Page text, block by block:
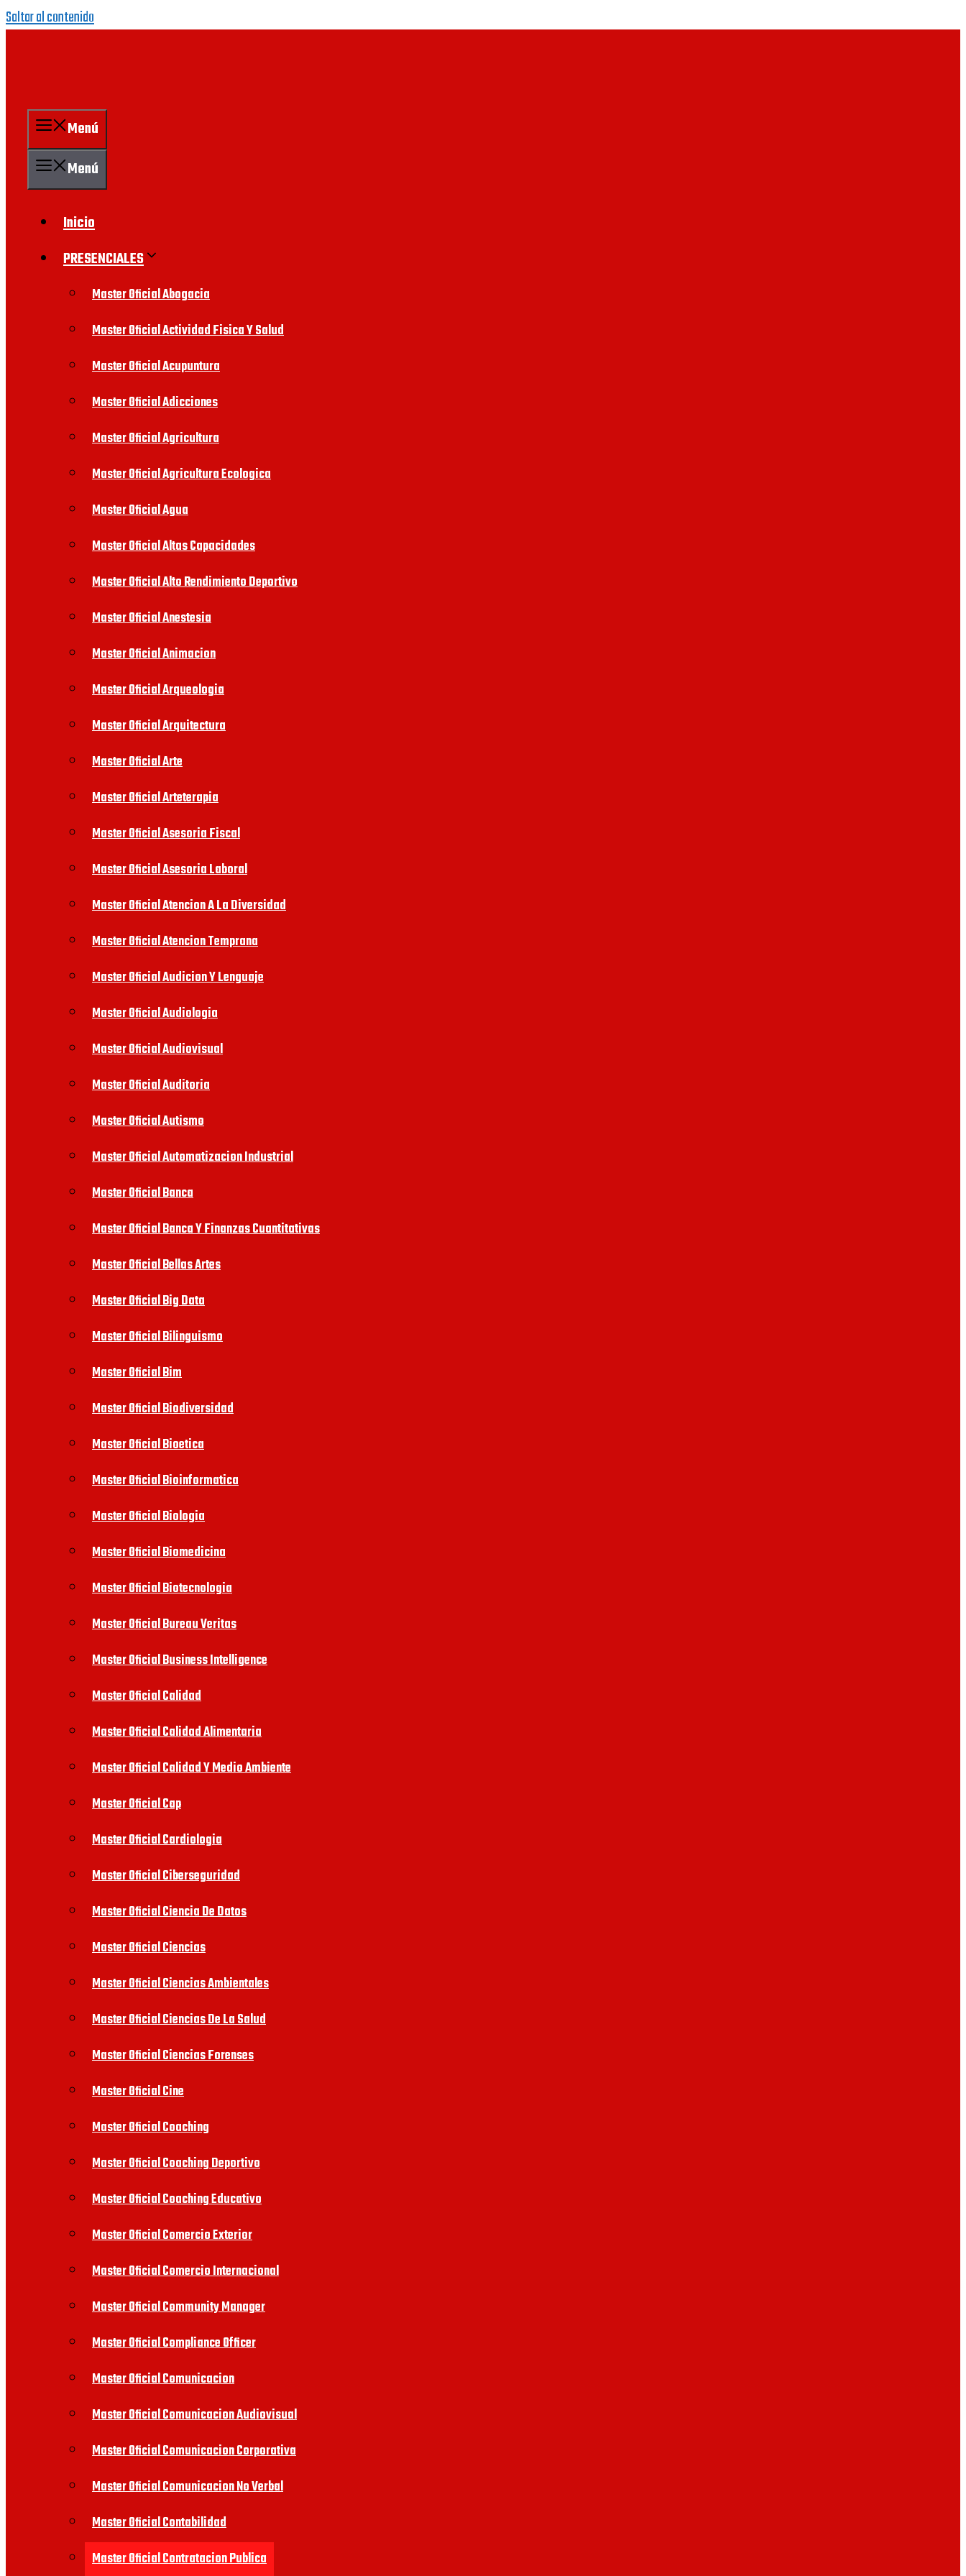
Saltar al contenido
Menú
Menú
Inicio
PRESENCIALES
Master Oficial Abogacia
Master Oficial Actividad Fisica Y Salud
Master Oficial Acupuntura
Master Oficial Adicciones
Master Oficial Agricultura
Master Oficial Agricultura Ecologica
Master Oficial Agua
Master Oficial Altas Capacidades
Master Oficial Alto Rendimiento Deportivo
Master Oficial Anestesia
Master Oficial Animacion
Master Oficial Arqueologia
Master Oficial Arquitectura
Master Oficial Arte
Master Oficial Arteterapia
Master Oficial Asesoria Fiscal
Master Oficial Asesoria Laboral
Master Oficial Atencion A La Diversidad
Master Oficial Atencion Temprana
Master Oficial Audicion Y Lenguaje
Master Oficial Audiologia
Master Oficial Audiovisual
Master Oficial Auditoria
Master Oficial Autismo
Master Oficial Automatizacion Industrial
Master Oficial Banca
Master Oficial Banca Y Finanzas Cuantitativas
Master Oficial Bellas Artes
Master Oficial Big Data
Master Oficial Bilinguismo
Master Oficial Bim
Master Oficial Biodiversidad
Master Oficial Bioetica
Master Oficial Bioinformatica
Master Oficial Biologia
Master Oficial Biomedicina
Master Oficial Biotecnologia
Master Oficial Bureau Veritas
Master Oficial Business Intelligence
Master Oficial Calidad
Master Oficial Calidad Alimentaria
Master Oficial Calidad Y Medio Ambiente
Master Oficial Cap
Master Oficial Cardiologia
Master Oficial Ciberseguridad
Master Oficial Ciencia De Datos
Master Oficial Ciencias
Master Oficial Ciencias Ambientales
Master Oficial Ciencias De La Salud
Master Oficial Ciencias Forenses
Master Oficial Cine
Master Oficial Coaching
Master Oficial Coaching Deportivo
Master Oficial Coaching Educativo
Master Oficial Comercio Exterior
Master Oficial Comercio Internacional
Master Oficial Community Manager
Master Oficial Compliance Officer
Master Oficial Comunicacion
Master Oficial Comunicacion Audiovisual
Master Oficial Comunicacion Corporativa
Master Oficial Comunicacion No Verbal
Master Oficial Contabilidad
Master Oficial Contratacion Publica